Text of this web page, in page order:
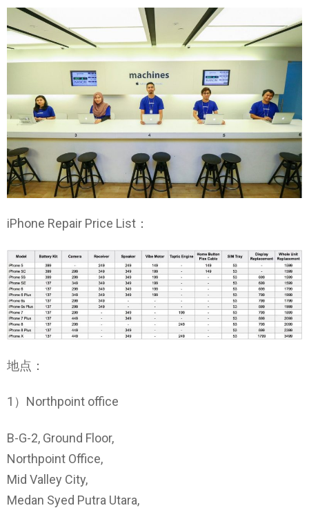
iPhone Repair Price List：
地点：
1）Northpoint office
B-G-2, Ground Floor,
Northpoint Office,
Mid Valley City,
Medan Syed Putra Utara,